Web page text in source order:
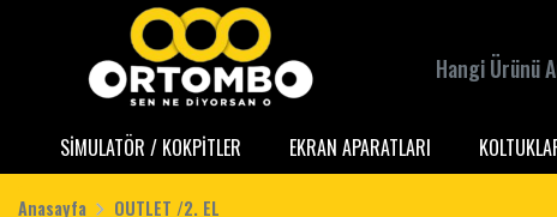
SİMULATÖR / KOKPİTLER EKRAN APARATLARI
Anasayfa OUTLET /2. EL